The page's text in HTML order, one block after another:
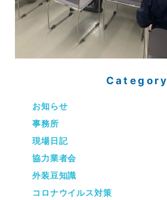
Category
お知らせ
事務所
現場日記
協力業者会
外装豆知識
コロナウイルス対策